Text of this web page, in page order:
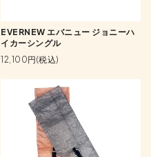
EVERNEW エバニュー ジョニーハ
イカーシングル
12,100円(税込)